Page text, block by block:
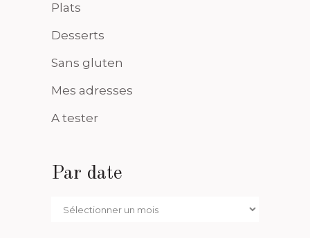
Plats
Desserts
Sans gluten
Mes adresses
A tester
Par date
Par